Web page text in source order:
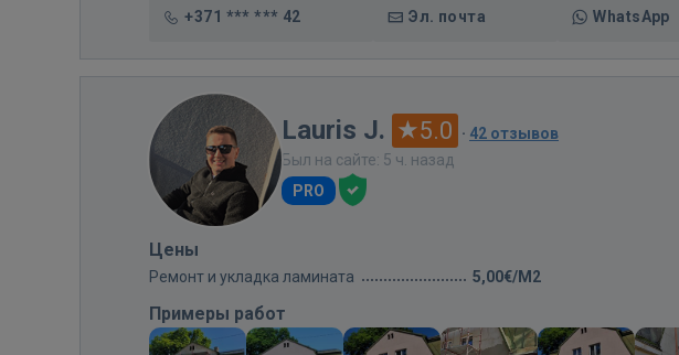
+371 *** *** 42 Эл. почта WhatsApp
Lauris J. 5.0 · 42 отзывов
Был на сайте: 5 ч. назад
PRO
Цены
Ремонт и укладка ламината 5,00€/M2
Примеры работ